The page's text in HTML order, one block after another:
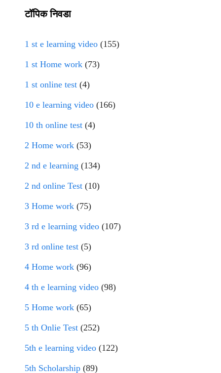
टॉपिक निवडा
1 st e learning video (155)
1 st Home work (73)
1 st online test (4)
10 e learning video (166)
10 th online test (4)
2 Home work (53)
2 nd e learning (134)
2 nd online Test (10)
3 Home work (75)
3 rd e learning video (107)
3 rd online test (5)
4 Home work (96)
4 th e learning video (98)
5 Home work (65)
5 th Onlie Test (252)
5th e learning video (122)
5th Scholarship (89)